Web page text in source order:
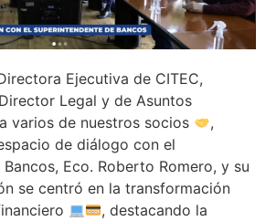
Ejecutiva de CITEC,
Legal y de Asuntos
varios de nuestros socios
,
de diálogo con el
Eco. Roberto Romero, y su
se centró en la transformación
, destacando la